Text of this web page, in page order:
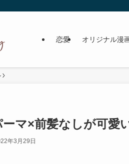
恋愛 オリジナル漫
マ×前髪なしが可愛
年3月29日